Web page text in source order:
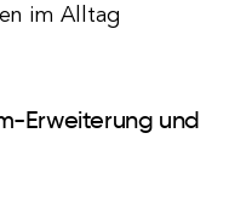
im Alltag
Erweiterung und